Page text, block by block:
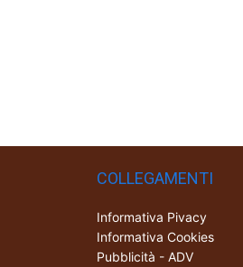
COLLEGAMENTI
Informativa Pivacy
Informativa Cookies
Pubblicità - ADV